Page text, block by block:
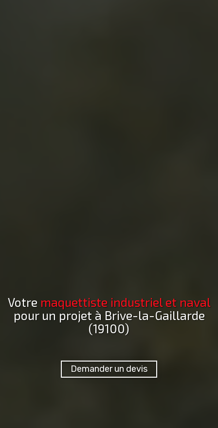
Votre maquettiste industriel et naval
pour un projet à Brive-la-Gaillarde
(19100)
Demander un devis